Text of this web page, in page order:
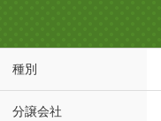
種別
分譲会社